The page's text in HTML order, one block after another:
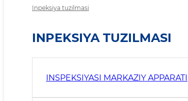
Inpeksiya tuzilmasi
INPEKSIYA TUZILMASI
INSPEKSIYASI MARKAZIY APPARATI